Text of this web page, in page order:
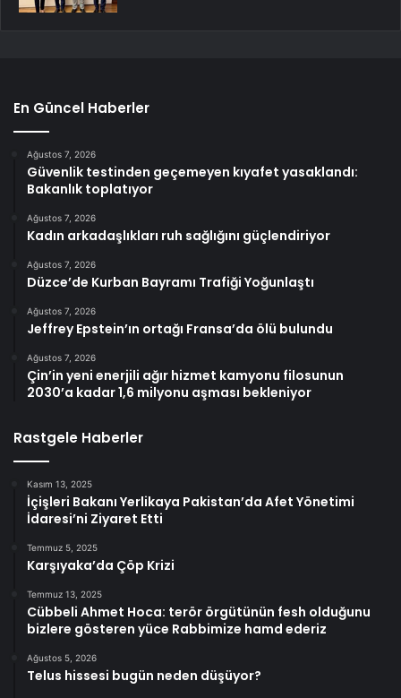
En Güncel Haberler
Ağustos 7, 2026
Güvenlik testinden geçemeyen kıyafet yasaklandı:
Bakanlık toplatıyor
Ağustos 7, 2026
Kadın arkadaşlıkları ruh sağlığını güçlendiriyor
Ağustos 7, 2026
Düzce’de Kurban Bayramı Trafiği Yoğunlaştı
Ağustos 7, 2026
Jeffrey Epstein’ın ortağı Fransa’da ölü bulundu
Ağustos 7, 2026
Çin’in yeni enerjili ağır hizmet kamyonu filosunun
2030’a kadar 1,6 milyonu aşması bekleniyor
Rastgele Haberler
Kasım 13, 2025
İçişleri Bakanı Yerlikaya Pakistan’da Afet Yönetimi
İdaresi’ni Ziyaret Etti
Temmuz 5, 2025
Karşıyaka’da Çöp Krizi
Temmuz 13, 2025
Cübbeli Ahmet Hoca: terör örgütünün fesh olduğunu
bizlere gösteren yüce Rabbimize hamd ederiz
Ağustos 5, 2026
Telus hissesi bugün neden düşüyor?